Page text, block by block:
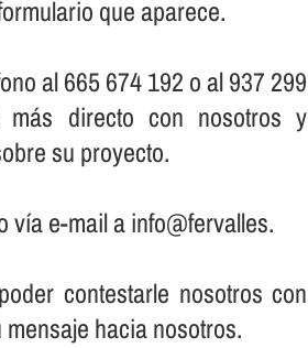
que aparece.
al 665 674 192 o al 937 299
directo con nosotros y
su proyecto.
ví­a e-mail a info@fervalles.
contestarle nosotros con
hacia nosotros.